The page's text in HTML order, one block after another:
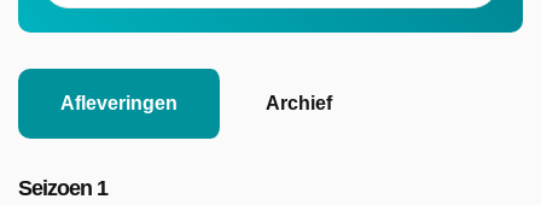
Afleveringen Archief
Seizoen 1